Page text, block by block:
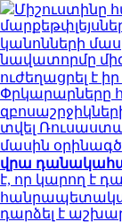
Միշուստինը
կանոնների
նավատորմը
ուժեղացրել է
Փրկարարները
տվել
մասին
վրա
է, որ կարող է
դարձել է